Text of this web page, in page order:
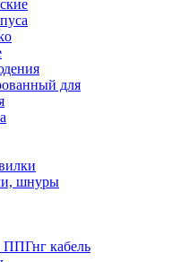
для
шнуры
кабель